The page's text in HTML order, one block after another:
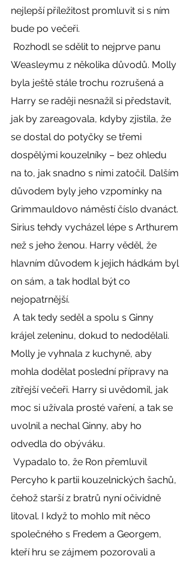
nejlepší příležitost promluvit si s ním
bude po večeři.
Weasleymu z několika důvodů. Molly
byla ještě stále trochu rozrušená a
Harry se raději nesnažil si představit,
jak by zareagovala, kdyby zjistila, že
se dostal do potyčky se třemi
dospělými kouzelníky – bez ohledu
na to, jak snadno s nimi zatočil. Dalším
důvodem byly jeho vzpomínky na
Grimmauldovo náměstí číslo dvanáct.
Sirius tehdy vycházel lépe s Arthurem
než s jeho ženou. Harry věděl, že
hlavním důvodem k jejich hádkám byl
on sám, a tak hodlal být co
nejopatrnější.
krájel zeleninu, dokud to nedodělali.
Molly je vyhnala z kuchyně, aby
mohla dodělat poslední přípravy na
zítřejší večeři. Harry si uvědomil, jak
moc si užívala prosté vaření, a tak se
uvolnil a nechal Ginny, aby ho
odvedla do obýváku.
Percyho k partii kouzelnických šachů,
čehož starší z bratrů nyní očividně
litoval. I když to mohlo mít něco
společného s Fredem a Georgem,
kteří hru se zájmem pozorovali a